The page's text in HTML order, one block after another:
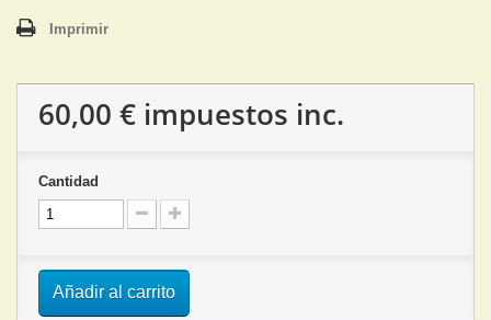
Imprimir
60,00 € impuestos inc.
Cantidad
Añadir al carrito